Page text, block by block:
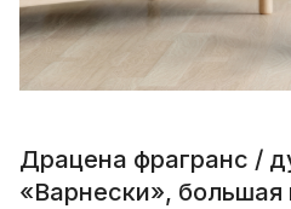
Драцена фрагранс /
«Варнески», большая